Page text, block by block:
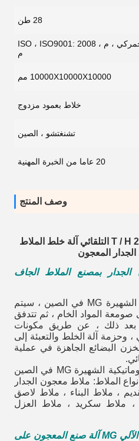
28 طن
مجلس التعاون الجمركي ، م ، ISO ، ISO9001: 2008
م
10000X10000X10000 مم
خلاط بعمود مزدوج
تشنغتشو ، الصين
20 عاما من الخبرة المهنية
وصف المنتج
فعالة من حيث التكلفة 10-20 T / H التلقائي آلة خلط الملاط
المعجون
بمصنع الملاط الجاف
آلة لصق البلاط الأوتوماتيكية الشهيرة MG في الصين ، سيتم
صومعة المواد الخام ، ثم تتدفق
، بعد ذلك ، عن طريق مكونات
، وحزمة آلة الخلط والتعبئة إلى
البضائع الجاهزة في عملية
تستخدم آلة لصق البلاط الأوتوماتيكية الشهيرة MG في الصين
الملاط: ملاط ​​معجون الجدار
، ملاط ​​البناء ، ملاط ​​لاصق
، ملاط ​​سكريد ، ملاط ​​العزل
آلة صنع المعجون على